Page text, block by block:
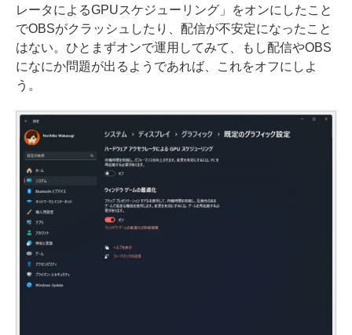
レータによるGPUスケジューリング」をオンにしたこと
でOBSがクラッシュしたり、配信が不安定になったこと
はない。ひとまずオンで運用してみて、もし配信やOBS
になにか問題が出るようであれば、これをオフにしよ
う。